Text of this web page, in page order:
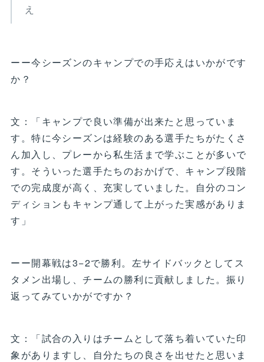
え
ーー今シーズンのキャンプでの手応えはいかがです
か？
文：「キャンプで良い準備が出来たと思っていま
す。特に今シーズンは経験のある選手たちがたくさ
ん加入し、プレーから私生活まで学ぶことが多いで
す。そういった選手たちのおかげで、キャンプ段階
での完成度が高く、充実していました。自分のコン
ディションもキャンプ通して上がった実感がありま
す」
ーー開幕戦は3−2で勝利。左サイドバックとしてス
タメン出場し、チームの勝利に貢献しました。振り
返ってみていかがですか？
文：「試合の入りはチームとして落ち着いていた印
象がありますし、自分たちの良さを出せたと思いま